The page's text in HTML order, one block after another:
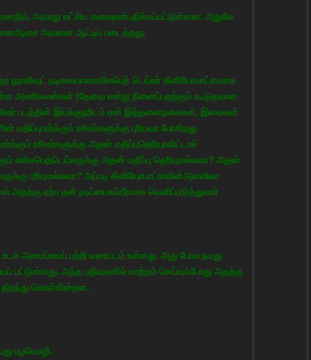
அவரது லட்சிய கனவுகள்பதிக்கப்பட்டுள்ளன. அதுவே
அவனை ஆட்டிப் படைத்தது.
ஹாலிவுட் நடிகையானஎலிசபெத் டெய்லர் கிளியோபாட்ராவாக
அணிகலன்கள் (தேவை என்று நினைப்பதற்கும் கூடுதலான
படத்தின் இயக்குநரிடம் ஏன் இத்தனைநகைகள், இவைகள்
ரசிகர்களுக்கு புரியவா போகிறது
ரசிகர்களுக்கு அதன் மதிப்புதெரியாவிட்டால்
எலிசபெத்டெய்லருக்கு அதன் மதிப்பு தெரியுமல்லவா? அதன்
புரியுமல்லவா? அப்படி கிளியோபாட்ராவின்அளவிலா
ஏற்ப தன் நடிப்பைகம்பீரமாக வெளிப்படுத்துவார்
உடல் அமைப்பைப் பற்றி வரைபடம் உள்ளது. அது போல நமது
பட்டுள்ளது. அந்த பதிவுகளில் மாற்றம் செய்யும்போது அதற்கு
கொள்கின்றன.
பழமொழி.